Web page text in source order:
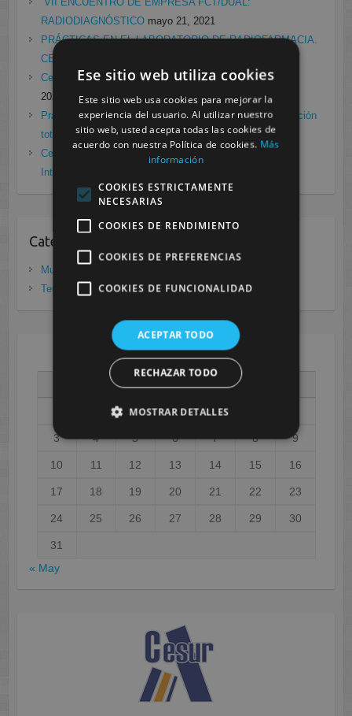
RADIODIAGNÓSTICO mayo 21, 2021
PRÁCTICAS EN EL LABORATORIO DE RADIOFARMACIA.
CESUR MURCIA
Cesur Murcia en directo con Pedro G. Aguado. enero 28,
2021
Prácticas de Radiología Simple en Cesur Murcia. Protección
total frente a Covid19 enero 26, 2021
Cesur Murcia: Premio Especial FP, XIII Congreso
Internacional Enfermedades raras
Categorias
Murcia
Tenerife
AGOSTO 2026
X J V
3 4 5 6 7 8 9
10 11 12 13 14 15 16
17 18 19 20 21 22 23
24 25 26 27 28 29 30
31
« May
Ese sitio web utiliza cookies
Este sitio web usa cookies para mejorar la
experiencia del usuario. Al utilizar nuestro
sitio web, usted acepta todas las cookies de
acuerdo con nuestra Política de cookies. Más
información
COOKIES ESTRICTAMENTE
NECESARIAS
COOKIES DE RENDIMIENTO
COOKIES DE PREFERENCIAS
COOKIES DE FUNCIONALIDAD
ACEPTAR TODO
RECHAZAR TODO
MOSTRAR DETALLES